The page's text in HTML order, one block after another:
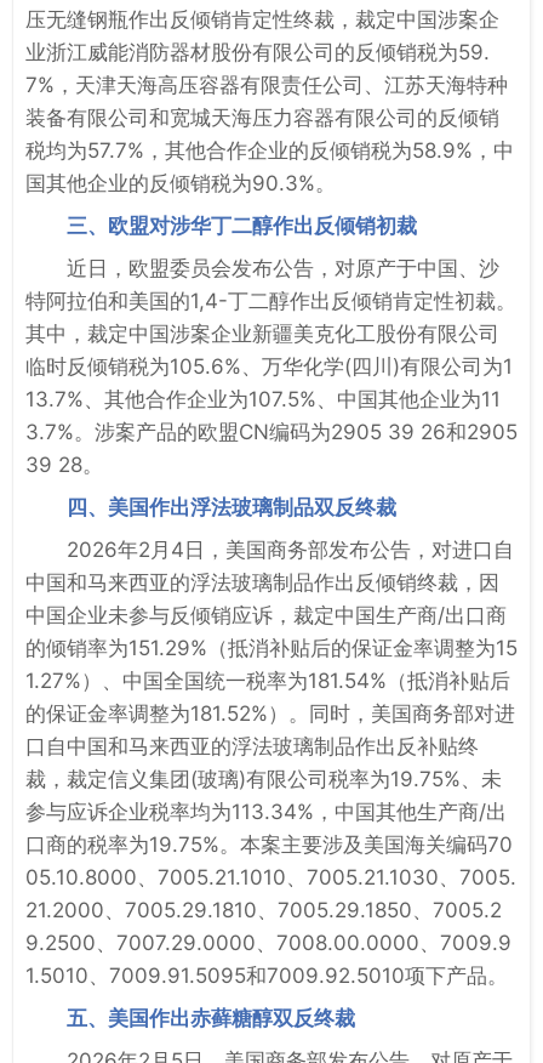
压无缝钢瓶作出反倾销肯定性终裁，裁定中国涉案企
业浙江威能消防器材股份有限公司的反倾销税为59.
7%，天津天海高压容器有限责任公司、江苏天海特种
装备有限公司和宽城天海压力容器有限公司的反倾销
税均为57.7%，其他合作企业的反倾销税为58.9%，中
国其他企业的反倾销税为90.3%。
三、欧盟对涉华丁二醇作出反倾销初裁
近日，欧盟委员会发布公告，对原产于中国、沙
特阿拉伯和美国的1,4-丁二醇作出反倾销肯定性初裁。
其中，裁定中国涉案企业新疆美克化工股份有限公司
临时反倾销税为105.6%、万华化学(四川)有限公司为1
13.7%、其他合作企业为107.5%、中国其他企业为11
3.7%。涉案产品的欧盟CN编码为2905 39 26和2905
39 28。
四、美国作出浮法玻璃制品双反终裁
2026年2月4日，美国商务部发布公告，对进口自
中国和马来西亚的浮法玻璃制品作出反倾销终裁，因
中国企业未参与反倾销应诉，裁定中国生产商/出口商
的倾销率为151.29%（抵消补贴后的保证金率调整为15
1.27%）、中国全国统一税率为181.54%（抵消补贴后
的保证金率调整为181.52%）。同时，美国商务部对进
口自中国和马来西亚的浮法玻璃制品作出反补贴终
裁，裁定信义集团(玻璃)有限公司税率为19.75%、未
参与应诉企业税率均为113.34%，中国其他生产商/出
口商的税率为19.75%。本案主要涉及美国海关编码70
05.10.8000、7005.21.1010、7005.21.1030、7005.
21.2000、7005.29.1810、7005.29.1850、7005.2
9.2500、7007.29.0000、7008.00.0000、7009.9
1.5010、7009.91.5095和7009.92.5010项下产品。
五、美国作出赤藓糖醇双反终裁